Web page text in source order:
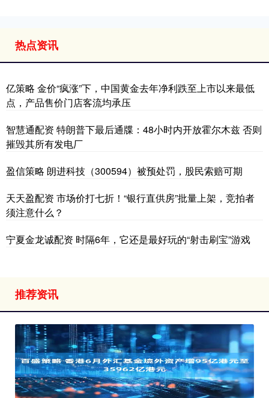
热点资讯
亿策略 金价“疯涨”下，中国黄金去年净利跌至上市以来最低
点，产品售价门店客流均承压
智慧通配资 特朗普下最后通牒：48小时内开放霍尔木兹 否则
摧毁其所有发电厂
盈信策略 朗进科技（300594）被预处罚，股民索赔可期
天天盈配资 市场价打七折！“银行直供房”批量上架，竞拍者
须注意什么？
宁夏金龙诚配资 时隔6年，它还是最好玩的“射击刷宝”游戏
推荐资讯